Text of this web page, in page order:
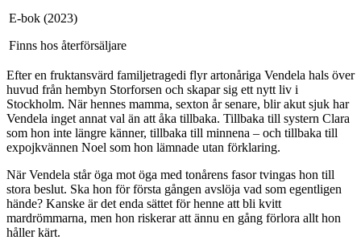
E-bok (2023)
Finns hos återförsäljare
Efter en fruktansvärd familjetragedi flyr artonåriga Vendela hals över
huvud från hembyn Storforsen och skapar sig ett nytt liv i
Stockholm. När hennes mamma, sexton år senare, blir akut sjuk har
Vendela inget annat val än att åka tillbaka. Tillbaka till systern Clara
som hon inte längre känner, tillbaka till minnena – och tillbaka till
expojkvännen Noel som hon lämnade utan förklaring.
När Vendela står öga mot öga med tonårens fasor tvingas hon till
stora beslut. Ska hon för första gången avslöja vad som egentligen
hände? Kanske är det enda sättet för henne att bli kvitt
mardrömmarna, men hon riskerar att ännu en gång förlora allt hon
håller kärt.